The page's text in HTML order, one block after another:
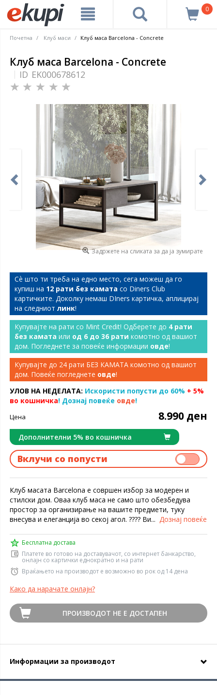
0
Почетна Клуб маси Клуб маса Barcelona - Concrete
Клуб маса Barcelona - Concrete
ID EK000678612
Задржете на сликата за да ја зумирате
Сѐ што ти треба на едно место, сега можеш да го
купиш на 12 рати без камата со Diners Club
картичките. Доколку немаш DIners картичка, аплицирај
на следниот линк!
Купувајте на рати со Mint Credit! Одберете до 4 рати
без камата или од 6 до 36 рати комотно од вашиот
дом. Погледнете за повеќе информации овде!
Купувајте до 24 рати БЕЗ КАМАТА комотно од вашиот
дом. Повеќе погледнете овде!
УЛОВ НА НЕДЕЛАТА: Искористи попусти до 60% + 5%
во кошничка! Дознај повеќе овде!
Цена 8.990 ден
Дополнителни 5% во кошничка
Вклучи со попусти
Клуб масата Barcelona е совршен избор за модерен и
стилски дом. Оваа клуб маса не само што обезбедува
простор за организирање на вашите предмети, туку
внесува и елеганција во секој агол. ???? Ви... Дознај повеќе
Бесплатна достава
Платете во готово на доставувачот, со интернет банкарство,
онлајн со картички еднократно и на рати
Враќањето на производот е возможно во рок од 14 дена
Како да нарачате онлајн?
ПРОИЗВОДОТ НЕ Е ДОСТАПЕН
Информации за производот